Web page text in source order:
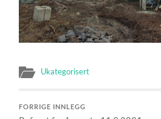
Ukategorisert
FORRIGE INNLEGG